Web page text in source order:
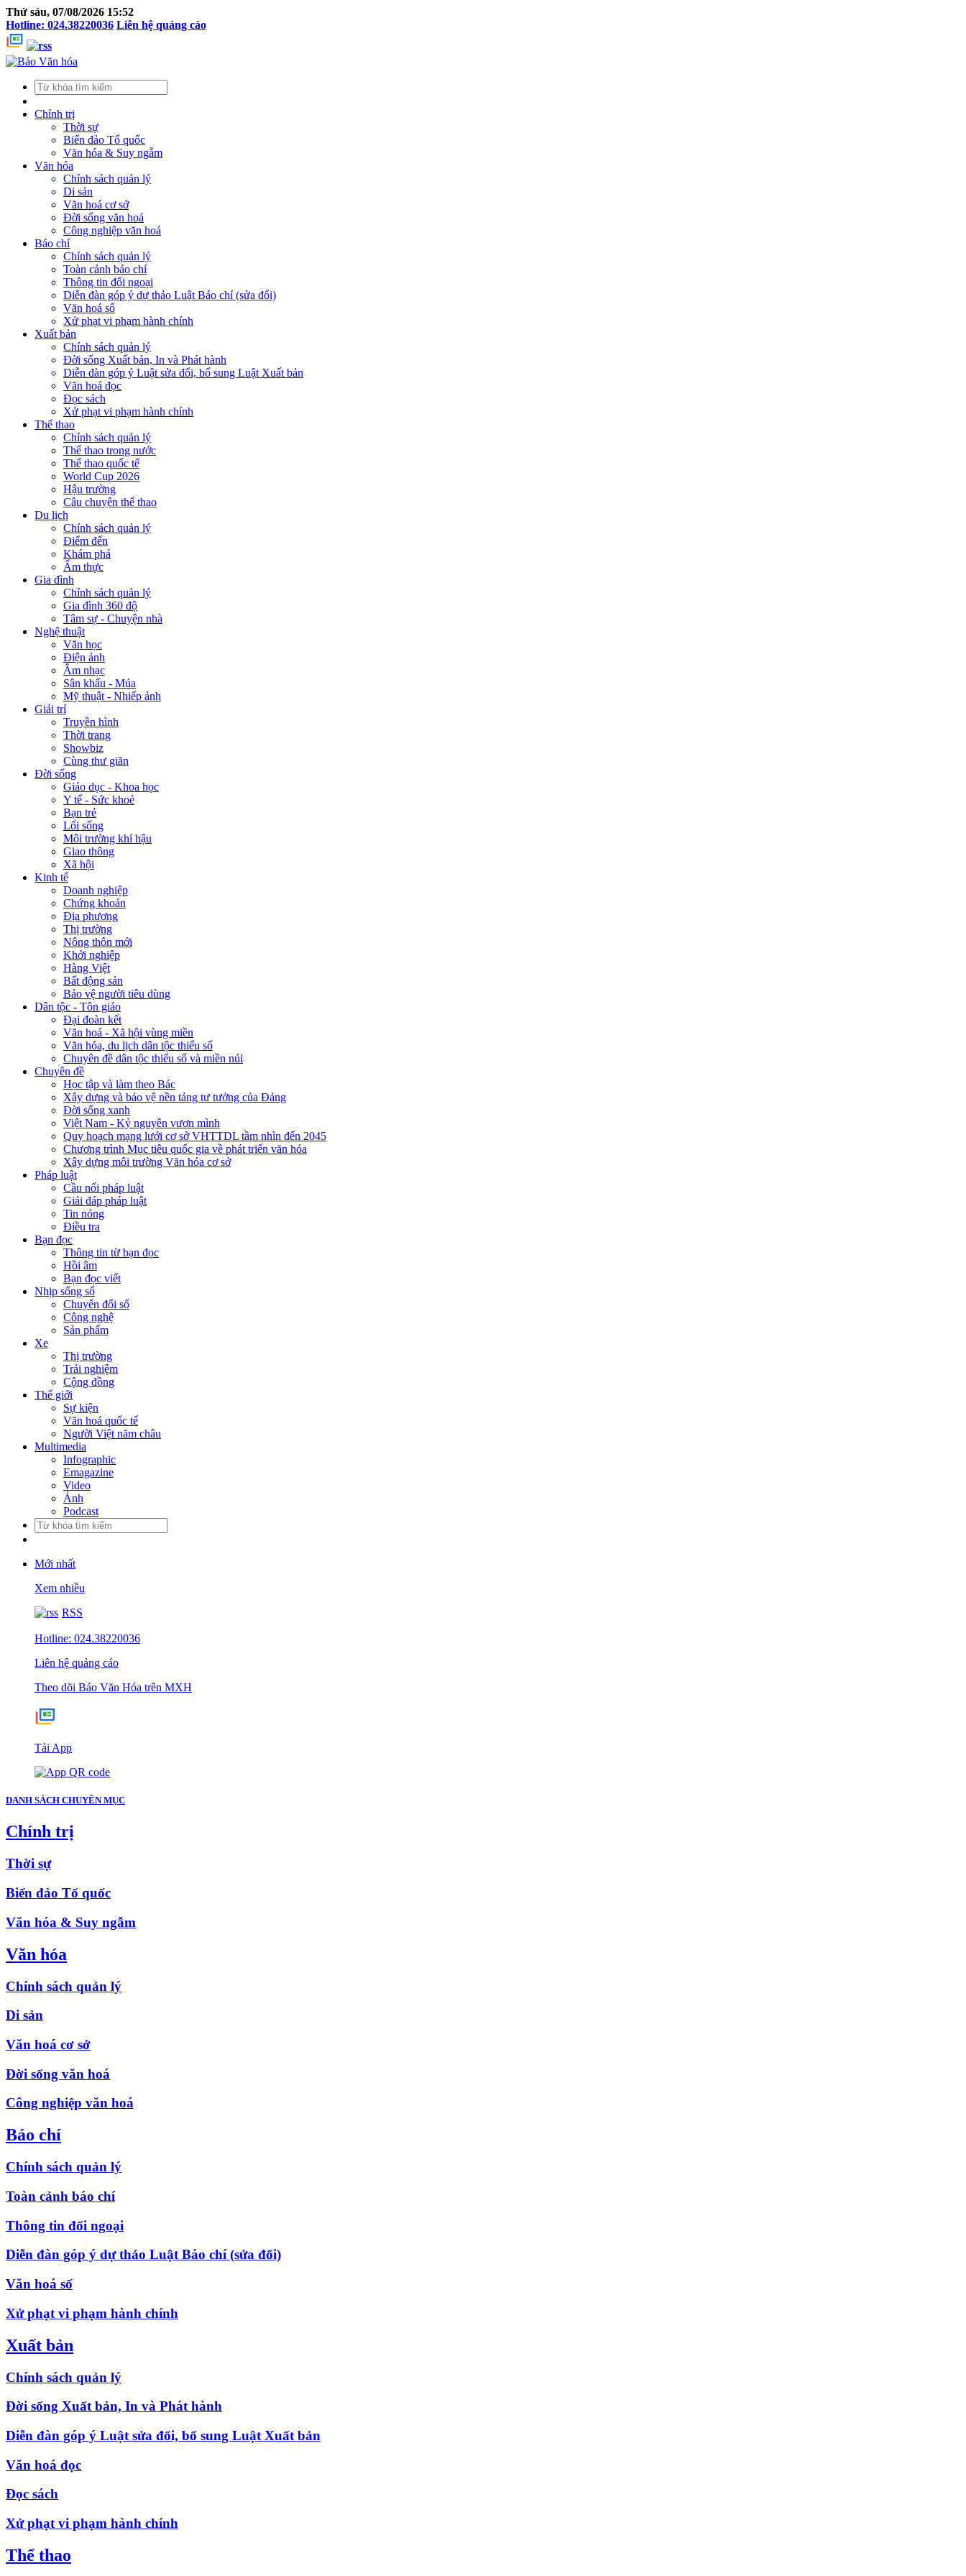
Thứ sáu, 07/08/2026 15:52
Hotline: 024.38220036 Liên hệ quảng cáo
Chính trị
Thời sự
Biển đảo Tổ quốc
Văn hóa & Suy ngẫm
Văn hóa
Chính sách quản lý
Di sản
Văn hoá cơ sở
Đời sống văn hoá
Công nghiệp văn hoá
Báo chí
Chính sách quản lý
Toàn cảnh báo chí
Thông tin đối ngoại
Diễn đàn góp ý dự thảo Luật Báo chí (sửa đổi)
Văn hoá số
Xử phạt vi phạm hành chính
Xuất bản
Chính sách quản lý
Đời sống Xuất bản, In và Phát hành
Diễn đàn góp ý Luật sửa đổi, bổ sung Luật Xuất bản
Văn hoá đọc
Đọc sách
Xử phạt vi phạm hành chính
Thể thao
Chính sách quản lý
Thể thao trong nước
Thể thao quốc tế
World Cup 2026
Hậu trường
Câu chuyện thể thao
Du lịch
Chính sách quản lý
Điểm đến
Khám phá
Ẩm thực
Gia đình
Chính sách quản lý
Gia đình 360 độ
Tâm sự - Chuyện nhà
Nghệ thuật
Văn học
Điện ảnh
Âm nhạc
Sân khấu - Múa
Mỹ thuật - Nhiếp ảnh
Giải trí
Truyền hình
Thời trang
Showbiz
Cùng thư giãn
Đời sống
Giáo dục - Khoa học
Y tế - Sức khoẻ
Bạn trẻ
Lối sống
Môi trường khí hậu
Giao thông
Xã hội
Kinh tế
Doanh nghiệp
Chứng khoán
Địa phương
Thị trường
Nông thôn mới
Khởi nghiệp
Hàng Việt
Bất động sản
Bảo vệ người tiêu dùng
Dân tộc - Tôn giáo
Đại đoàn kết
Văn hoá - Xã hội vùng miền
Văn hóa, du lịch dân tộc thiểu số
Chuyên đề dân tộc thiểu số và miền núi
Chuyên đề
Học tập và làm theo Bác
Xây dựng và bảo vệ nền tảng tư tưởng của Đảng
Đời sống xanh
Việt Nam - Kỷ nguyên vươn mình
Quy hoạch mạng lưới cơ sở VHTTDL tầm nhìn đến 2045
Chương trình Mục tiêu quốc gia về phát triển văn hóa
Xây dựng môi trường Văn hóa cơ sở
Pháp luật
Cầu nối pháp luật
Giải đáp pháp luật
Tin nóng
Điều tra
Bạn đọc
Thông tin từ bạn đọc
Hồi âm
Bạn đọc viết
Nhịp sống số
Chuyển đổi số
Công nghệ
Sản phẩm
Xe
Thị trường
Trải nghiệm
Cộng đồng
Thế giới
Sự kiện
Văn hoá quốc tế
Người Việt năm châu
Multimedia
Infographic
Emagazine
Video
Ảnh
Podcast
Mới nhất
Xem nhiều
RSS
Hotline: 024.38220036
Liên hệ quảng cáo
Theo dõi Báo Văn Hóa trên MXH
Tải App
DANH SÁCH CHUYÊN MỤC
Chính trị
Thời sự
Biển đảo Tổ quốc
Văn hóa & Suy ngẫm
Văn hóa
Chính sách quản lý
Di sản
Văn hoá cơ sở
Đời sống văn hoá
Công nghiệp văn hoá
Báo chí
Chính sách quản lý
Toàn cảnh báo chí
Thông tin đối ngoại
Diễn đàn góp ý dự thảo Luật Báo chí (sửa đổi)
Văn hoá số
Xử phạt vi phạm hành chính
Xuất bản
Chính sách quản lý
Đời sống Xuất bản, In và Phát hành
Diễn đàn góp ý Luật sửa đổi, bổ sung Luật Xuất bản
Văn hoá đọc
Đọc sách
Xử phạt vi phạm hành chính
Thể thao